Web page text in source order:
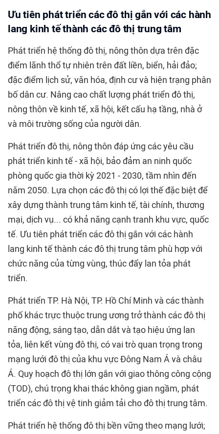
Ưu tiên phát triển các đô thị gắn với các hành
lang kinh tế thành các đô thị trung tâm
Phát triển hệ thống đô thị, nông thôn dựa trên đặc
điểm lãnh thổ tự nhiên trên đất liền, biển, hải đảo;
đặc điểm lịch sử, văn hóa, định cư và hiện trạng phân
bố dân cư. Nâng cao chất lượng phát triển đô thị,
nông thôn về kinh tế, xã hội, kết cấu hạ tầng, nhà ở
và môi trường sống của người dân.
Phát triển đô thị, nông thôn đáp ứng các yêu cầu
phát triển kinh tế - xã hội, bảo đảm an ninh quốc
phòng quốc gia thời kỳ 2021 - 2030, tầm nhìn đến
năm 2050. Lựa chọn các đô thị có lợi thế đặc biệt để
xây dựng thành trung tâm kinh tế, tài chính, thương
mại, dịch vụ... có khả năng cạnh tranh khu vực, quốc
tế. Ưu tiên phát triển các đô thị gắn với các hành
lang kinh tế thành các đô thị trung tâm phù hợp với
chức năng của từng vùng, thúc đẩy lan tỏa phát
triển.
Phát triển TP. Hà Nội, TP. Hồ Chí Minh và các thành
phố khác trực thuộc trung ương trở thành các đô thị
năng động, sáng tạo, dẫn dắt và tạo hiệu ứng lan
tỏa, liên kết vùng đô thị, có vai trò quan trọng trong
mạng lưới đô thị của khu vực Đông Nam Á và châu
Á. Quy hoạch đô thị lớn gắn với giao thông công cộng
(TOD), chú trọng khai thác không gian ngầm, phát
triển các đô thị vệ tinh giảm tải cho đô thị trung tâm.
Phát triển hệ thống đô thị bền vững theo mạng lưới;